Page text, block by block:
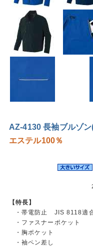
AZ-4130 長袖ブルゾン
エステル100％
【特長】
・帯電防止 JIS 8118適
・ファスナーポケット
・胸ポケット
・袖ペン差し